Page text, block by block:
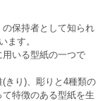
保持者として知られ
ます。
いる型紙の一つで
きり)、彫りと4種類の
特徴のある型紙を生